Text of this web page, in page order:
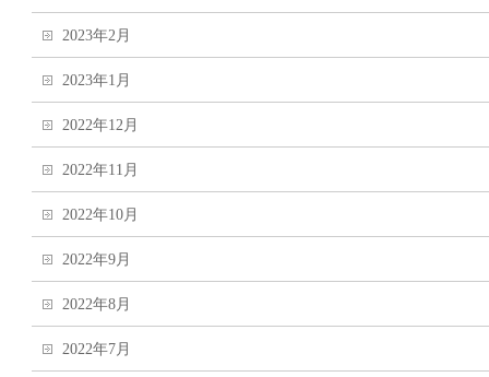
2023年2月
2023年1月
2022年12月
2022年11月
2022年10月
2022年9月
2022年8月
2022年7月